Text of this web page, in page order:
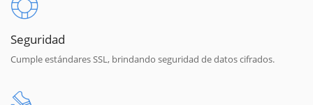
Seguridad
Cumple estándares SSL, brindando seguridad de datos cifrados.